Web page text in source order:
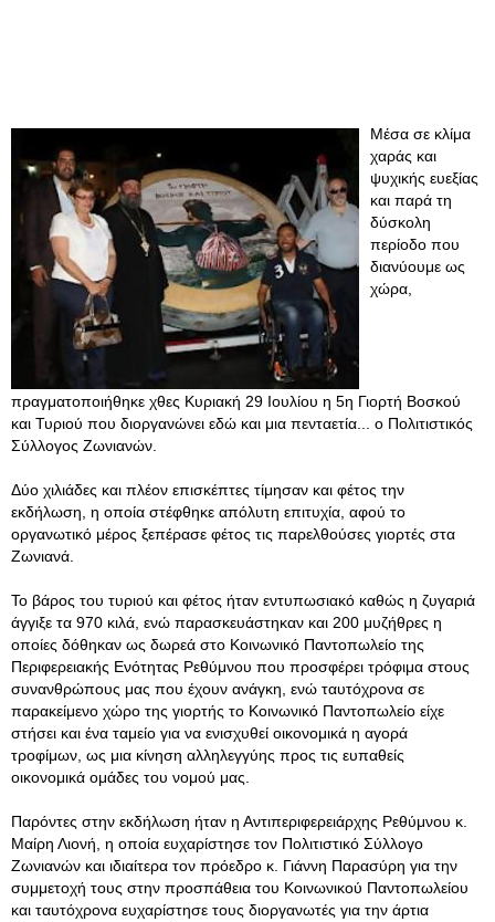
Μέσα σε κλίμα
χαράς και
ψυχικής ευεξίας
και παρά τη
δύσκολη
περίοδο που
διανύουμε ως
χώρα,
πραγματοποιήθηκε χθες Κυριακή 29 Ιουλίου η 5η Γιορτή Βοσκού
και Τυριού που διοργανώνει εδώ και μια πενταετία... ο Πολιτιστικός
Σύλλογος Ζωνιανών.
Δύο χιλιάδες και πλέον επισκέπτες τίμησαν και φέτος την
εκδήλωση, η οποία στέφθηκε απόλυτη επιτυχία, αφού το
οργανωτικό μέρος ξεπέρασε φέτος τις παρελθούσες γιορτές στα
Ζωνιανά.
Το βάρος του τυριού και φέτος ήταν εντυπωσιακό καθώς η ζυγαριά
άγγιξε τα 970 κιλά, ενώ παρασκευάστηκαν και 200 μυζήθρες η
οποίες δόθηκαν ως δωρεά στο Κοινωνικό Παντοπωλείο της
Περιφερειακής Ενότητας Ρεθύμνου που προσφέρει τρόφιμα στους
συνανθρώπους μας που έχουν ανάγκη, ενώ ταυτόχρονα σε
παρακείμενο χώρο της γιορτής το Κοινωνικό Παντοπωλείο είχε
στήσει και ένα ταμείο για να ενισχυθεί οικονομικά η αγορά
τροφίμων, ως μια κίνηση αλληλεγγύης προς τις ευπαθείς
οικονομικά ομάδες του νομού μας.
Παρόντες στην εκδήλωση ήταν η Αντιπεριφερειάρχης Ρεθύμνου κ.
Μαίρη Λιονή, η οποία ευχαρίστησε τον Πολιτιστικό Σύλλογο
Ζωνιανών και ιδιαίτερα τον πρόεδρο κ. Γιάννη Παρασύρη για την
συμμετοχή τους στην προσπάθεια του Κοινωνικού Παντοπωλείου
και ταυτόχρονα ευχαρίστησε τους διοργανωτές για την άρτια